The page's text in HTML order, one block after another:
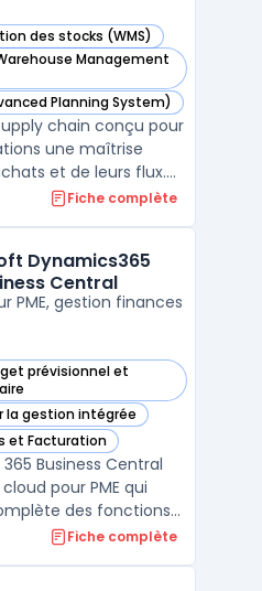
des stocks (WMS)
catégorie
Management
catégorie
Planning System)
catégorie
chain conçu pour
une maîtrise
et de leurs flux.
il structure les
Adapté aux en
Fiche complète
Dynamics365
Central
PME, gestion finances
prévisionnel et
Business Central dans
la gestion intégrée
Business Central dans
et FacturationBusiness Central dans
Business Central
pour PME qui
des fonctions
telles que les
Fiche complète